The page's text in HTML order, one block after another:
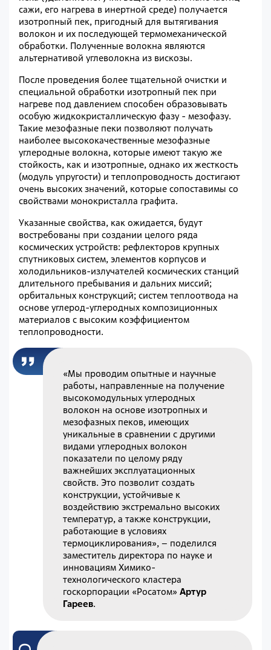
сажи, его нагрева в инертной среде) получается
изотропный пек, пригодный для вытягивания
волокон и их последующей термомеханической
обработки. Полученные волокна являются
альтернативой углеволокна из вискозы.
После проведения более тщательной очистки и
специальной обработки изотропный пек при
нагреве под давлением способен образовывать
особую жидкокристаллическую фазу - мезофазу.
Такие мезофазные пеки позволяют получать
наиболее высококачественные мезофазные
углеродные волокна, которые имеют такую же
стойкость, как и изотропные, однако их жесткость
(модуль упругости) и теплопроводность достигают
очень высоких значений, которые сопоставимы со
свойствами монокристалла графита.
Указанные свойства, как ожидается, будут
востребованы при создании целого ряда
космических устройств: рефлекторов крупных
спутниковых систем, элементов корпусов и
холодильников-излучателей космических станций
длительного пребывания и дальних миссий;
орбитальных конструкций; систем теплоотвода на
основе углерод-углеродных композиционных
материалов с высоким коэффициентом
теплопроводности.
«Мы проводим опытные и научные
работы, направленные на получение
высокомодульных углеродных
волокон на основе изотропных и
мезофазных пеков, имеющих
уникальные в сравнении с другими
видами углеродных волокон
показатели по целому ряду
важнейших эксплуатационных
свойств. Это позволит создать
конструкции, устойчивые к
воздействию экстремально высоких
температур, а также конструкции,
работающие в условиях
термоциклирования», – поделился
заместитель директора по науке и
инновациям Химико-
технологического кластера
госкорпорации «Росатом»Артур
Гареев.